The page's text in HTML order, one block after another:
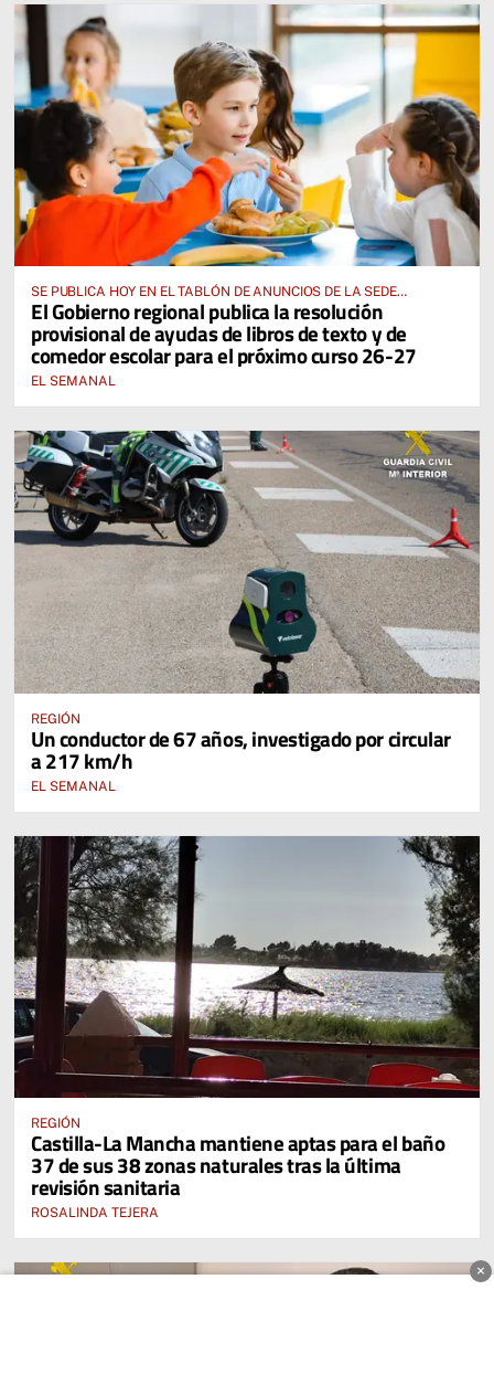
SE PUBLICA HOY EN EL TABLÓN DE ANUNCIOS DE LA SEDE
ELECTRÓNICA DE LA JUNTA DE COMUNIDADES Y EN EL PORTAL DE
EDUCACIÓN DE CASTILLA-LA MANCHA
El Gobierno regional publica la resolución
provisional de ayudas de libros de texto y de
comedor escolar para el próximo curso 26-27
EL SEMANAL
REGIÓN
Un conductor de 67 años, investigado por circular
a 217 km/h
EL SEMANAL
REGIÓN
Castilla-La Mancha mantiene aptas para el baño
37 de sus 38 zonas naturales tras la última
revisión sanitaria
ROSALINDA TEJERA
×